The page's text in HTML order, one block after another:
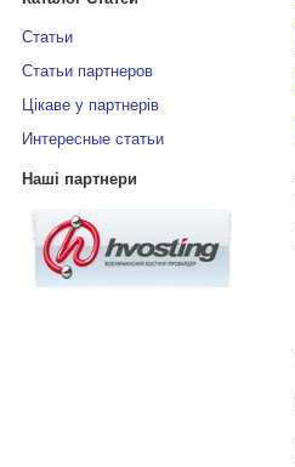
Статьи
Статьи партнеров
Цікаве у партнерів
Интересные статьи
Наші партнери